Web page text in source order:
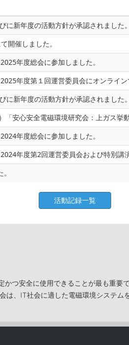
新年度の活動方針が承認されました
開催しました。
年度総会に参加しました。
年度第１回運営委員会にオンライン
新年度の活動方針が承認されました
安心安全電磁環境研究会：上ガス挙
年度総会に参加しました。
年度第2回運営委員会および特別講
活動記録一覧
つ安全に使用できることが最も重要
、IT社会に適した電磁環境システム